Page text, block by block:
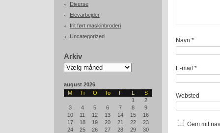
Diverse
Elevarbejder
frit ført maskinbroderi
Uncategorized
Arkiv
Arkiv
august 2026
M
Ti O To F L
S
1
2
3
4 5 6 7 8
9
10
11 12 13 14 15
16
17
18 19 20 21 22
23
24
25 26 27 28 29
30
Navn *
E-mail *
Websted
Gem mit